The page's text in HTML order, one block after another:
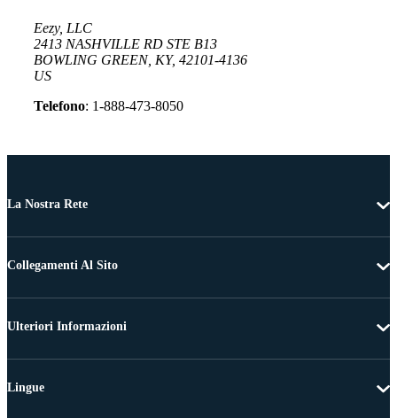
Eezy, LLC
2413 NASHVILLE RD STE B13
BOWLING GREEN, KY, 42101-4136
US
Telefono: 1-888-473-8050
La Nostra Rete
Collegamenti Al Sito
Ulteriori Informazioni
Lingue